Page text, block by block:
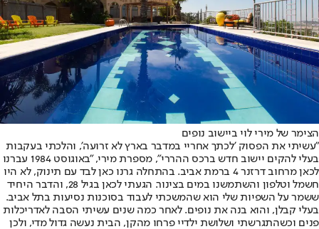
הצימר של מירי לוי ביישוב נופים
"עשיתי את הפסוק 'לכתך אחריי במדבר בארץ לא זרועה', והלכתי בעקבות
בעלי להקים יישוב חדש ברכס ההררי", מספרת מירי, "באוגוסט 1984 עברנו
לכאן מרחוב דרזנר 4 ברמת אביב. בהתחלה גרנו כאן לבד עם תינוק, לא היו
חשמל וטלפון והשתמשנו במים בצינור. הגעתי לכאן בגיל 28, והדבר היחיד
ששמר על השפיות שלי הוא שהמשכתי לעבוד בסוכנות נסיעות בתל אביב.
בעלי קבלן, והוא בנה את נופים. לאחר כמה שנים עשיתי הסבה לאדריכלות
פנים וכשהתגרשתי ושלושת ילדיי פרחו מהקן, הבית נעשה גדול מדי, ולכן